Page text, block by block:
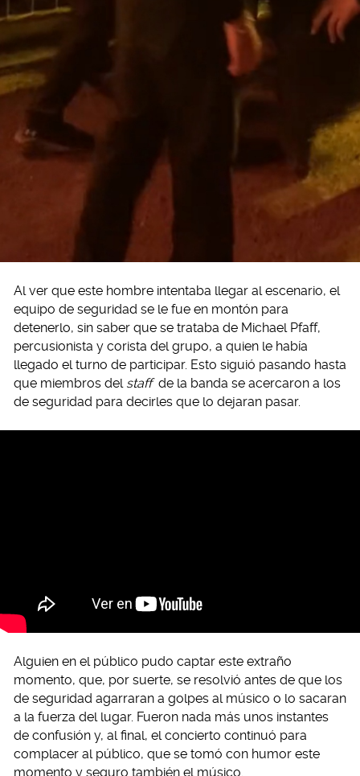
Al ver que este hombre intentaba llegar al escenario, el
equipo de seguridad se le fue en montón para
detenerlo, sin saber que se trataba de Michael Pfaff,
percusionista y corista del grupo, a quien le había
llegado el turno de participar. Esto siguió pasando hasta
que miembros del staffde la banda se acercaron a los
de seguridad para decirles que lo dejaran pasar.
Alguien en el público pudo captar este extraño
momento, que, por suerte, se resolvió antes de que los
de seguridad agarraran a golpes al músico o lo sacaran
a la fuerza del lugar. Fueron nada más unos instantes
de confusión y, al final, el concierto continuó para
complacer al público, que se tomó con humor este
momento y seguro también el músico.